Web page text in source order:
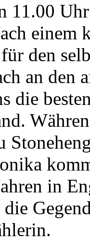
11.00
einem
den
an den
die
in